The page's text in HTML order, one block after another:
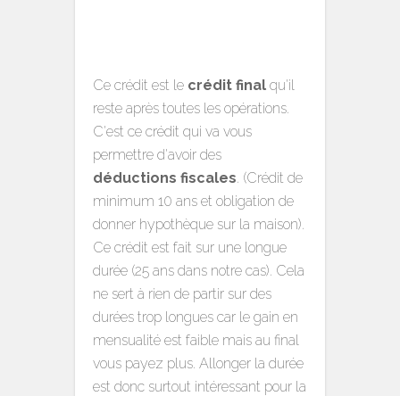
Ce crédit est le crédit final qu'il
reste après toutes les opérations.
C'est ce crédit qui va vous
permettre d'avoir des
déductions fiscales . (Crédit de
minimum 10 ans et obligation de
donner hypothèque sur la maison).
Ce crédit est fait sur une longue
durée (25 ans dans notre cas). Cela
ne sert à rien de partir sur des
durées trop longues car le gain en
mensualité est faible mais au final
vous payez plus. Allonger la durée
est donc surtout intéressant pour la